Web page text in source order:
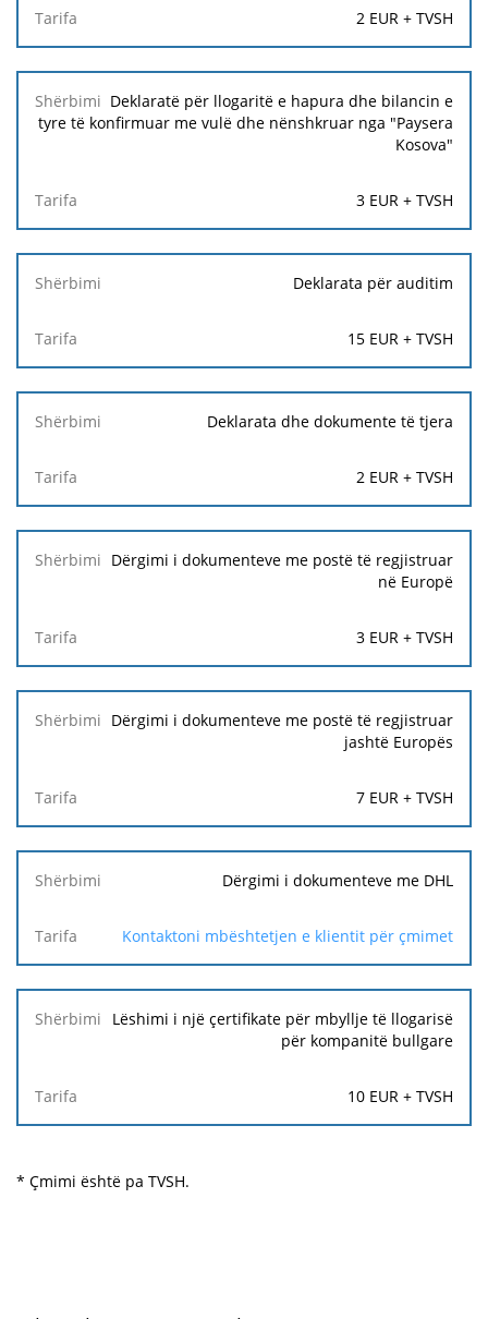
2 EUR + TVSH
Deklaratë për llogaritë e hapura dhe bilancin e
tyre të konfirmuar me vulë dhe nënshkruar nga "Paysera
Kosova"
3 EUR + TVSH
Deklarata për auditim
15 EUR + TVSH
Deklarata dhe dokumente të tjera
2 EUR + TVSH
Dërgimi i dokumenteve me postë të regjistruar
në Europë
3 EUR + TVSH
Dërgimi i dokumenteve me postë të regjistruar
jashtë Europës
7 EUR + TVSH
Dërgimi i dokumenteve me DHL
Kontaktoni mbështetjen e klientit për çmimet
Lëshimi i një çertifikate për mbyllje të llogarisë
për kompanitë bullgare
10 EUR + TVSH
* Çmimi është pa TVSH.